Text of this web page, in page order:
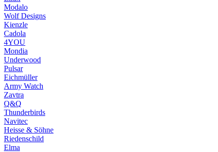
Modalo
Wolf Designs
Kienzle
Cadola
4YOU
Mondia
Underwood
Pulsar
Eichmüller
Army Watch
Zavtra
Q&Q
Thunderbirds
Navitec
Heisse & Söhne
Riedenschild
Elma